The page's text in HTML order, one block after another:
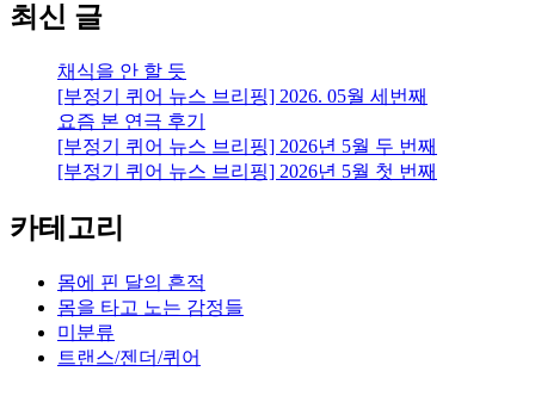
ㅠ
최신 글
채식을 안 할 듯
[부정기 퀴어 뉴스 브리핑] 2026. 05월 세번째
요즘 본 연극 후기
[부정기 퀴어 뉴스 브리핑] 2026년 5월 두 번째
[부정기 퀴어 뉴스 브리핑] 2026년 5월 첫 번째
카테고리
몸에 핀 달의 흔적
몸을 타고 노는 감정들
미분류
트랜스/젠더/퀴어